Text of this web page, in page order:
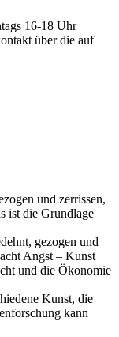
16-18 Uhr
über die auf
und zerrissen,
ist die Grundlage
gezogen und
Angst – Kunst
und die Ökonomie
Kunst, die
kann